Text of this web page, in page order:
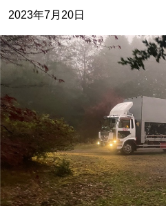
2023年7月20日